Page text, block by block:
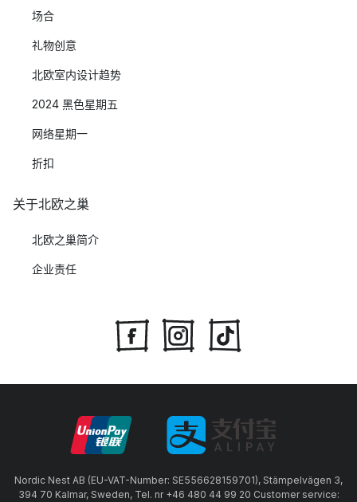
场合
礼物创意
北欧室内设计趋势
2024 黑色星期五
网络星期一
折扣
关于北欧之巢
北欧之巢简介
企业责任
Nordic Nest AB (EU-VAT-Number: SE556628159701), Stämpelvägen 3,
394 70 Kalmar, Sweden, Tel. nr +46 480 44 99 20 Customer service: